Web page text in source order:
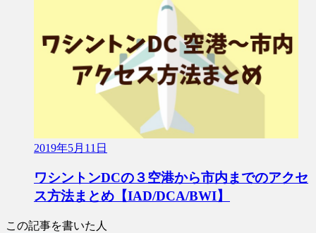
2019年5月11日
ワシントンDCの３空港から市内までのアクセ
ス方法まとめ【IAD/DCA/BWI】
この記事を書いた人